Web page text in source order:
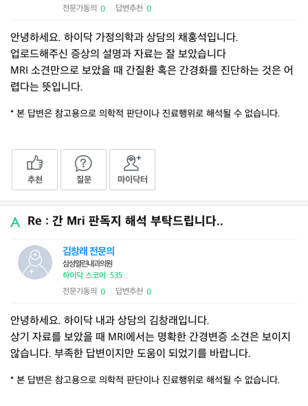
전문가동의 0 답변추천 0
안녕하세요. 하이닥 가정의학과 상담의 채홍석입니다.
업로드해주신 증상의 설명과 자료는 잘 보았습니다
MRI 소견만으로 보았을 때 간질환 혹은 간경화를 진단하는 것은 어
렵다는 뜻입니다.
* 본 답변은 참고용으로 의학적 판단이나 진료행위로 해석될 수 없습니다.
추천 질문 마이닥터
Re : 간 Mri 판독지 해석 부탁드립니다..
김창래 전문의
삼성열린내과의원
하이닥 스코어: 535
전문가동의 0 답변추천 0
안녕하세요. 하이닥 내과 상담의 김창래입니다.
상기 자료를 보았을 때 MRI에서는 명확한 간경변증 소견은 보이지
않습니다. 부족한 답변이지만 도움이 되었기를 바랍니다.
* 본 답변은 참고용으로 의학적 판단이나 진료행위로 해석될 수 없습니다.